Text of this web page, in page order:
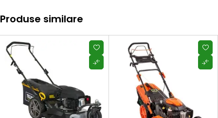
Produse similare